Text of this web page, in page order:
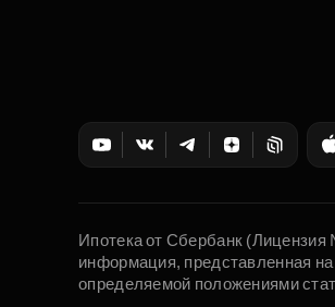
Ипотека от Сбербанк
информация, представленная
определяемой положениями